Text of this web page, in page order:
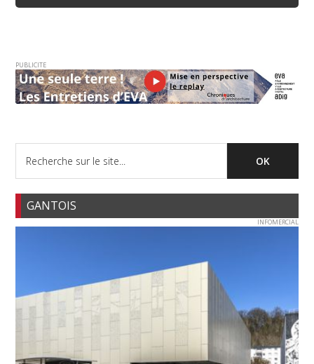
PUBLICITE
GANTOIS
INFOMERCIAL